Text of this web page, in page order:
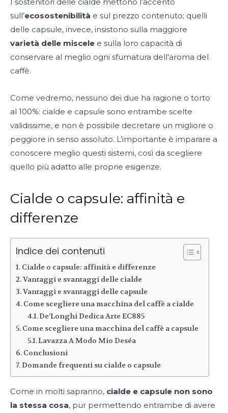
sull’ecosostenibilità e sul prezzo contenuto; quelli
delle capsule, invece, insistono sulla maggiore
varietà delle miscele e sulla loro capacità di
conservare al meglio ogni sfumatura dell’aroma del
caffè.
Come vedremo, nessuno dei due ha ragione o torto
al 100%: cialde e capsule sono entrambe scelte
validissime, e non è possibile decretare un migliore o
peggiore in senso assoluto. L’importante è imparare a
conoscere meglio questi sistemi, così da scegliere
quello più adatto alle proprie esigenze.
Cialde o capsule: affinità e
differenze
Indice dei contenuti
Cialde o capsule: affinità e differenze
Vantaggi e svantaggi delle cialde
Vantaggi e svantaggi delle capsule
Come scegliere una macchina del caffè a cialde
De’Longhi Dedica Arte EC885
Come scegliere una macchina del caffè a capsule
Lavazza A Modo Mio Deséa
Conclusioni
Domande frequenti su cialde o capsule
Come in molti sapranno, cialde e capsule non sono
la stessa cosa, pur permettendo entrambe di avere